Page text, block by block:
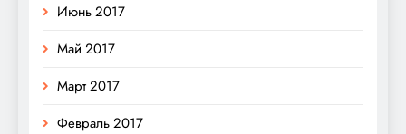
Июнь 2017
Май 2017
Март 2017
Февраль 2017